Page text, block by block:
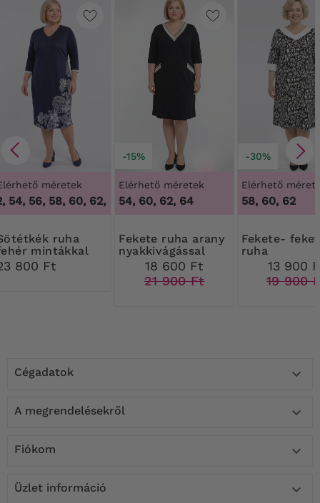
méretek
56, 58, 60, 62, 64 ,48, 50, 52, 54, 56, 58, 60, 62, 64
mintákkal
800 Ft
-15%
Elérhető méretek
54, 60, 62, 64
Fekete ruha arany
nyakkivágással
18 600 Ft
21 900 Ft
-30%
Elérhető
58, 60, 62
Fekete- fekete
ruha
13 900
19 900
Cégadatok 
A megrendelésekről 
Fiókom 
Üzlet információ 